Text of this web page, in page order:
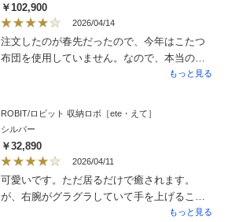
部を開けなくなっています。（ゴミ箱使用に
使っていますが、デッドスペースになってい
るのは悔やまれます）
￥102,900
2026/04/14
注文したのが春先だったので、今年はこたつ
布団を使用していません。なので、本当の真
冬の使用感がわかりませんが、布団無しでも
ので電気代の面では助かりますが、それなり
の暖かさだと思います。ただ、思ってた色よ
り薄かったです。
もっと見る
ROBIT/ロビット 収納ロボ［ete・えて］
シルバー
￥32,890
2026/04/11
可愛いです。ただ居るだけで癒されます。
が、右腕がグラグラしていて手を上げること
ができず...チョット可哀想です。どうにか絞
もっと見る